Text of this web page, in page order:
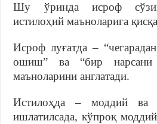
Шу ўринда исроф
истилоҳий маъноларига
Исроф луғатда –
ошиш” ва “бир нарсани
маъноларини англатади.
Истилоҳда – моддий ва
ишлатилсада, кўпроқ